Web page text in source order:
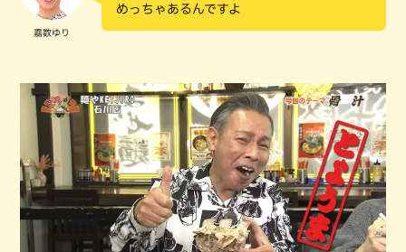
嘉数ゆり
めっちゃあるんですよ